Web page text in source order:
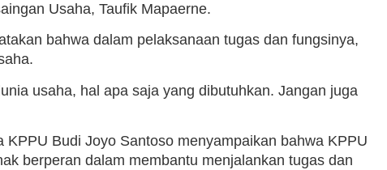
Usaha, Taufik Mapaerne.
bahwa dalam pelaksanaan tugas dan fungsinya,
usaha, hal apa saja yang dibutuhkan. Jangan juga
KPPU Budi Joyo Santoso menyampaikan bahwa KPPU
berperan dalam membantu menjalankan tugas dan